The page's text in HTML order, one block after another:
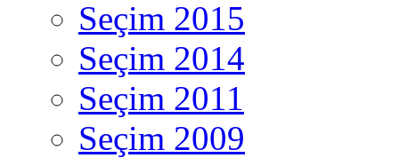
Seçim 2015
Seçim 2014
Seçim 2011
Seçim 2009